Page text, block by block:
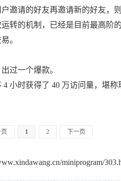
邀请的好友再邀请新的好友，
转的机制，已经是目前最高阶
。
过一个爆款。
小时获得了 40 万访问量，堪
1 2 下一页
miniprogram/